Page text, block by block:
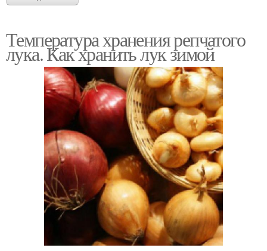
Температура хранения репчатого
лука. Как хранить лук зимой